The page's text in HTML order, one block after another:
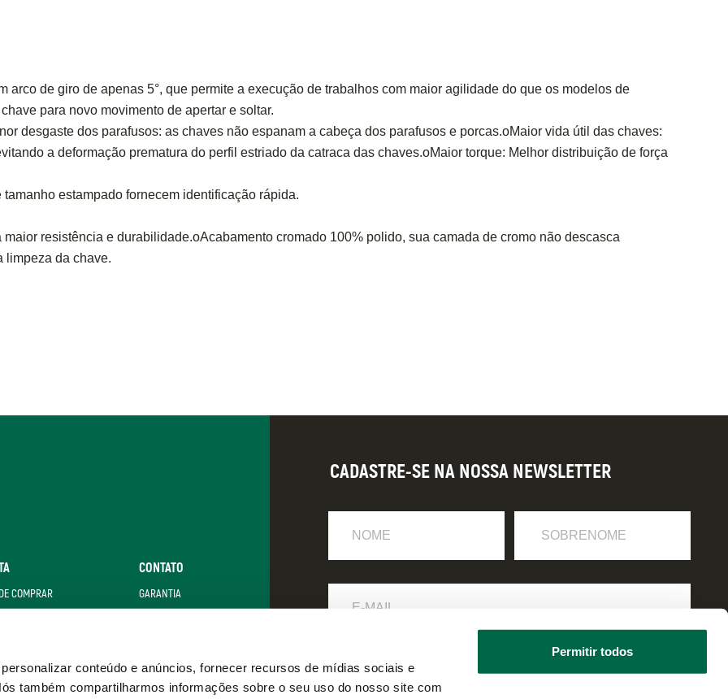
conteúdo e anúncios, fornecer recursos de mídias sociais e
também compartilharmos informações sobre o seu uso do nosso site com
Permitir todos
arco de giro de apenas 5°, que permite a execução de trabalhos com maior agilidade do que os modelos de
para novo movimento de apertar e soltar.
desgaste dos parafusos: as chaves não espanam a cabeça dos parafusos e porcas.oMaior vida útil das chaves:
a deformação prematura do perfil estriado da catraca das chaves.oMaior torque: Melhor distribuição de força
estampado fornecem identificação rápida.
resistência e durabilidade.oAcabamento cromado 100% polido, sua camada de cromo não descasca
limpeza da chave.
COMPRAR
CONTATO
GARANTIA
CADASTRE-SE NA NOSSA NEWSLETTER
Mail
Eu li e estou de acordo com a